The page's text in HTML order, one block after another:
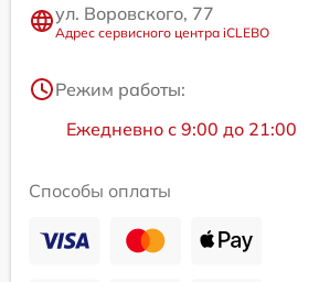
ул. Воровского, 77
Адрес сервисного центра iCLEBO
Режим работы:
Ежедневно с 9:00 до 21:00
Способы оплаты